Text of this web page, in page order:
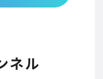
ネル